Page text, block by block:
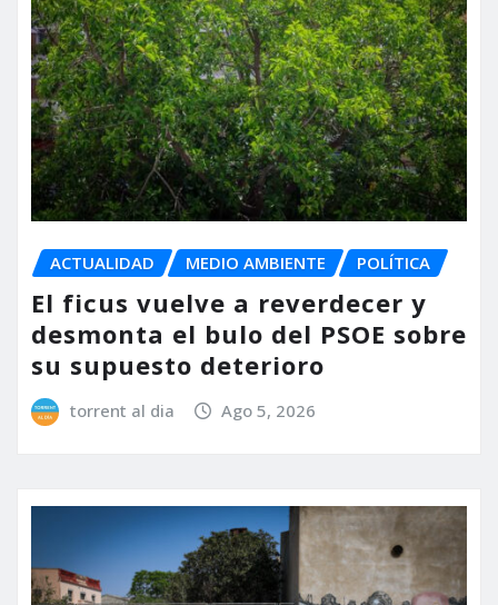
ACTUALIDAD MEDIO AMBIENTE POLÍTICA
El ficus vuelve a reverdecer y
desmonta el bulo del PSOE sobre
su supuesto deterioro
torrent al dia Ago 5, 2026